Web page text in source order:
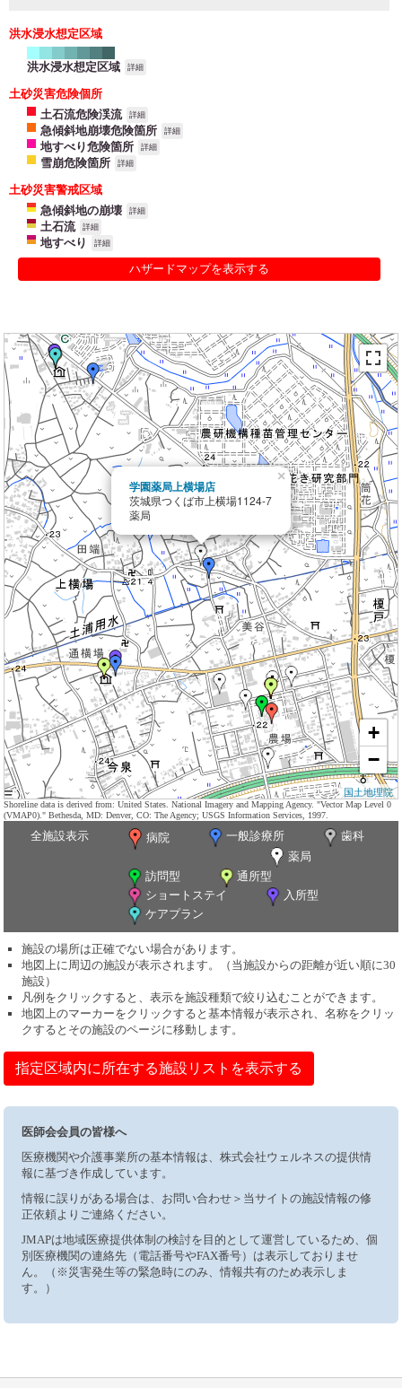
洪水浸水想定区域
洪水浸水想定区域 詳細
土砂災害危険個所
土石流危険渓流
詳細
急傾斜地崩壊危険箇所 詳細
地すべり危険箇所 詳細
雪崩危険箇所 詳細
土砂災害警戒区域
急傾斜地の崩壊
詳細
土石流 詳細
地すべり 詳細
ハザードマップを表示する
学園薬局上横場店
茨城県つくば市上横場1124-7
薬局
×
+
−
国土地理院
Shoreline data is derived from: United States. National Imagery and Mapping Agency. "Vector Map Level 0
(VMAP0)." Bethesda, MD: Denver, CO: The Agency; USGS Information Services, 1997.
全施設表示 病院 一般診療所
歯科
薬局
訪問型
通所型
ショートステイ
入所型
ケアプラン
施設の場所は正確でない場合があります。
地図上に周辺の施設が表示されます。（当施設からの距離が近い順に30
施設）
凡例をクリックすると、表示を施設種類で絞り込むことができます。
地図上のマーカーをクリックすると基本情報が表示され、名称をクリッ
クするとその施設のページに移動します。
指定区域内に所在する施設リストを表示する
医師会会員の皆様へ
医療機関や介護事業所の基本情報は、株式会社ウェルネスの提供情
報に基づき作成しています。
情報に誤りがある場合は、お問い合わせ＞当サイトの施設情報の修
正依頼よりご連絡ください。
JMAPは地域医療提供体制の検討を目的として運営しているため、個
別医療機関の連絡先（電話番号やFAX番号）は表示しておりませ
ん。（※災害発生等の緊急時にのみ、情報共有のため表示しま
す。）